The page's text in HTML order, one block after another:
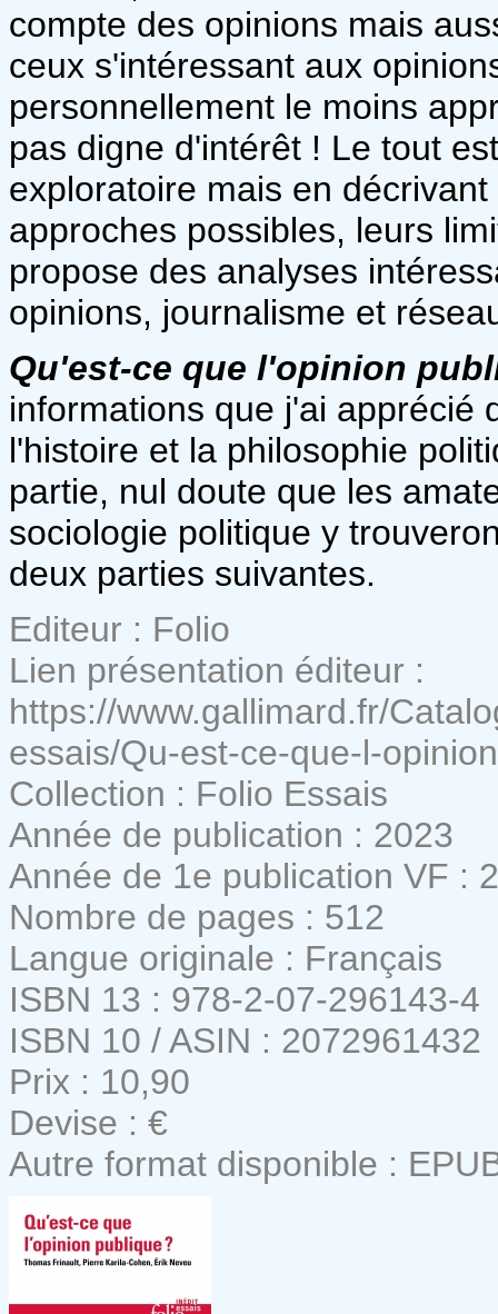
compte des opinions mais
ceux s'intéressant aux
personnellement le moins
pas digne d'intérêt ! Le tout
exploratoire mais en
approches possibles, leurs
propose des analyses
opinions, journalisme et
Qu'est-ce que l'opinion
informations que j'ai apprécié
l'histoire et la philosophie
partie, nul doute que les
sociologie politique y
deux parties suivantes.
Editeur : Folio
Lien présentation éditeur :
https://www.gallimard.fr/
essais/Qu-est-ce-que-l-
Collection : Folio Essais
Année de publication : 2023
Année de 1e publication VF :
Nombre de pages : 512
Langue originale : Français
ISBN 13 : 978-2-07-296143-4
ISBN 10 / ASIN : 2072961432
Prix : 10,90
Devise : €
Autre format disponible :